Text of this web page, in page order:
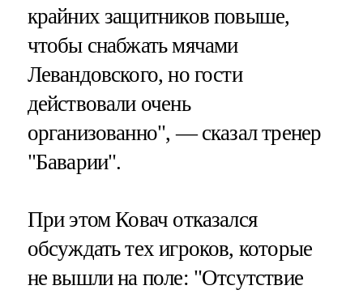
крайних защитников повыше,
чтобы снабжать мячами
Левандовского, но гости
действовали очень
организованно", — сказал тренер
"Баварии".
При этом Ковач отказался
обсуждать тех игроков, которые
не вышли на поле: "Отсутствие